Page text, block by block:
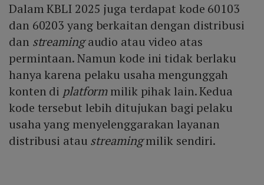
Dalam KBLI 2025 juga terdapat kode 60103
dan 60203 yang berkaitan dengan distribusi
dan streamingaudio atau video atas
permintaan. Namun kode ini tidak berlaku
hanya karena pelaku usaha mengunggah
konten di platformmilik pihak lain. Kedua
kode tersebut lebih ditujukan bagi pelaku
usaha yang menyelenggarakan layanan
distribusi atau streamingmilik sendiri.